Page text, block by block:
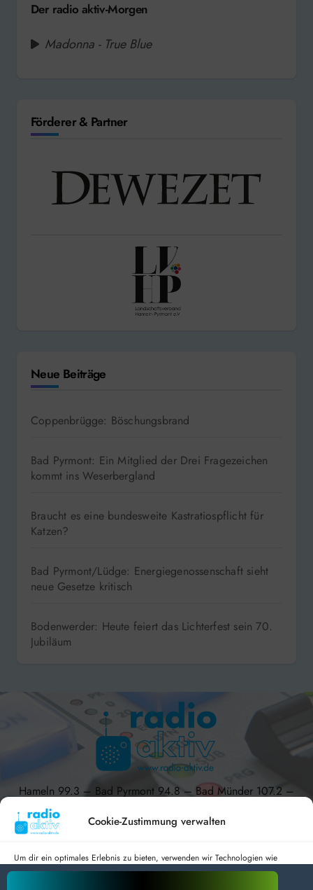
Cookie-Zustimmung verwalten
Um dir ein optimales Erlebnis zu bieten, verwenden wir Technologien wie
Cookies, um Geräteinformationen zu speichern und/oder darauf zuzugreifen.
Der radio aktiv-Morgen
Madonna - True Blue
Förderer & Partner
Neue Beiträge
Coppenbrügge: Böschungsbrand
Bad Pyrmont: Ein Mitglied der Drei Fragezeichen
kommt ins Weserbergland
Braucht es eine bundesweite Kastratiospflicht für
Katzen?
Bad Pyrmont/Lüdge: Energiegenossenschaft sieht
neue Gesetze kritisch
Bodenwerder: Heute feiert das Lichterfest sein 70.
Jubiläum
Hameln 99.3 – Bad Pyrmont 94.8 – Bad Münder 107.2 –
DAB+ 9C
radio aktiv e.V.